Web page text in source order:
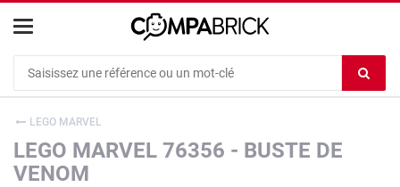
le
LEGO MARVEL
LEGO MARVEL 76356 - BUSTE DE
VENOM
Cookies management panel